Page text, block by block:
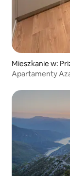
Mieszkanie w:
Apartamenty